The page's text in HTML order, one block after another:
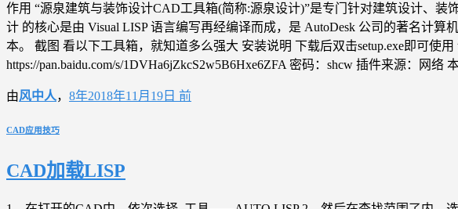
作用 “源泉建筑与装饰设计CAD工具箱(简称:源泉设计)”是专门针对建筑设计、
计 的核心是由 Visual LISP 语言编写再经编译而成，是 AutoDesk 公司的著名计
本。 截图 看以下工具箱，就知道多么强大 安装说明 下载后双击setup.exe即可使
https://pan.baidu.com/s/1DVHa6jZkcS2w5B6Hxe6ZFA 密码：shcw 插件来源：网
由风中人， 8年2018年11月19日 前
CAD应用技巧
CAD加载LISP